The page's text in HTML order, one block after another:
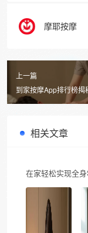
摩耶按摩
上一篇
到家按摩App排行榜揭
门按摩为何成为3000
相关文章
在家轻松实现全